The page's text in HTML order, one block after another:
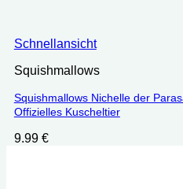
Schnellansicht
Squishmallows
Squishmallows Nichelle der
Offizielles Kuscheltier
9.99 €